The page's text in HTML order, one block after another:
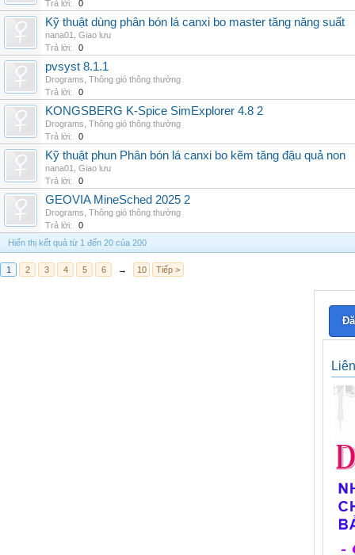
Trả lời:
0
Kỹ thuật dùng phân bón lá canxi bo master tăng năng suất
nana01
Giao lưu
Trả lời:
0
pvsyst 8.1.1
Drograms Thông gió thông thường
Trả lời:
0
KONGSBERG K-Spice SimExplorer 4.8 2
Drograms Thông gió thông thường
Trả lời:
0
Kỹ thuật phun Phân bón lá canxi bo kẽm tăng đậu quả non
nana01
Giao lưu
Trả lời:
0
GEOVIA MineSched 2025 2
Drograms Thông gió thông thường
Trả lời:
0
Hiển thị kết quả từ 1 đến 20 của 200
1 2 3 4 5 6 → 10 Tiếp >